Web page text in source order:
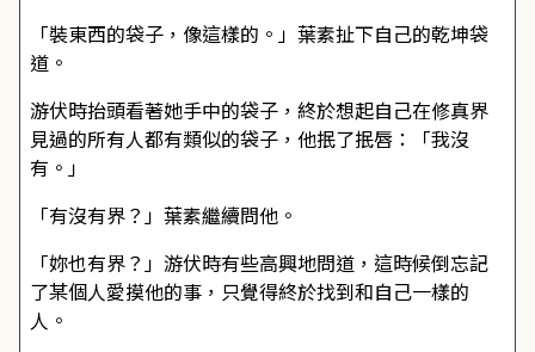
「裝東西的袋子，像這樣的。」葉素扯下自己的乾坤袋
道。
游伏時抬頭看著她手中的袋子，終於想起自己在修真界
見過的所有人都有類似的袋子，他抿了抿唇：「我沒
有。」
「有沒有界？」葉素繼續問他。
「妳也有界？」游伏時有些高興地問道，這時候倒忘記
了某個人愛摸他的事，只覺得終於找到和自己一樣的
人。